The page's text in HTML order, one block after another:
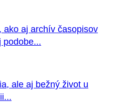
ako aj archív časopisov
podobe...
ale aj bežný život u